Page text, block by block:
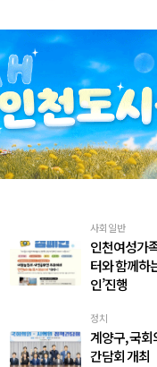
사회일반
인천여성가
터와 함께하
인’진행
정치
계양구, 국회
간담회 개최